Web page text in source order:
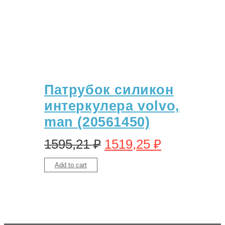
Патрубок силикон
интеркулера volvo,
man (20561450)
1595,21₽ 1519,25 ₽
Add to cart